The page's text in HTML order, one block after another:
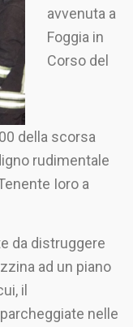
avvenuta a
Foggia in
Corso del
della scorsa
rudimentale
Ioro a
da distruggere
ad un piano
il
nelle